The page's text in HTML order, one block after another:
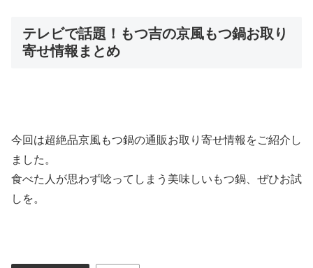
テレビで話題！もつ吉の京風もつ鍋お取り
寄せ情報まとめ
今回は超絶品京風もつ鍋の通販お取り寄せ情報をご紹介し
ました。
食べた人が思わず唸ってしまう美味しいもつ鍋、ぜひお試
しを。